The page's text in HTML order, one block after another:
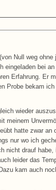
Null weg
bei
Erfahrung. Er
Probe bekam
wieder
meinem
hatte zwar
nur wo ich
nicht drauf
leider das
kam auch